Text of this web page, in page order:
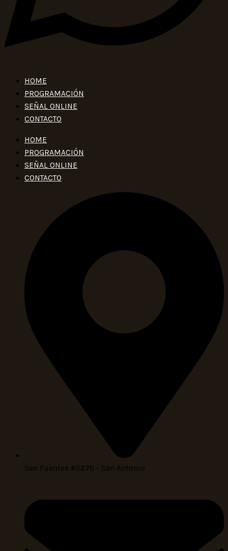
HOME
PROGRAMACIÓN
SEÑAL ONLINE
CONTACTO
HOME
PROGRAMACIÓN
SEÑAL ONLINE
CONTACTO
San Fuentes #2270 - San Antonio